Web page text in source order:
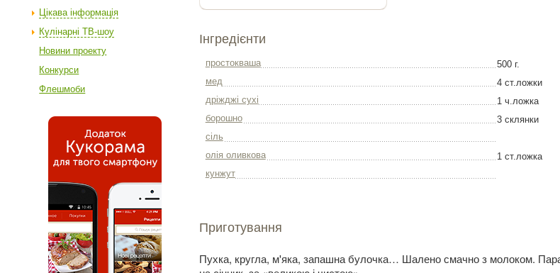
Цікава інформація
Кулінарні ТВ-шоу
Новини проекту
Конкурси
Флешмоби
Інгредієнти
простокваша
500 г.
мед
4 ст.ложки
дріжджі сухі
1 ч.ложка
борошно
3 склянки
сіль
олія оливкова
1 ст.ложка
кунжут
Приготування
Пухка, кругла, м'яка, запашна булочка… Шалено смачно з молоком. Пара